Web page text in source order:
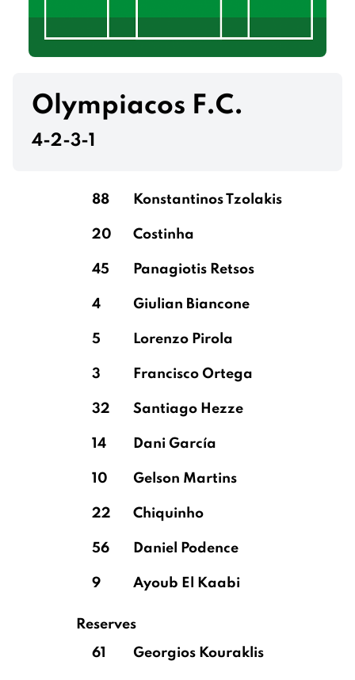
Olympiacos F.C.
4-2-3-1
88 Konstantinos Tzolakis
20 Costinha
45 Panagiotis Retsos
4 Giulian Biancone
5 Lorenzo Pirola
3 Francisco Ortega
32 Santiago Hezze
14 Dani García
10 Gelson Martins
22 Chiquinho
56 Daniel Podence
9 Ayoub El Kaabi
Reserves
61
Georgios Kouraklis